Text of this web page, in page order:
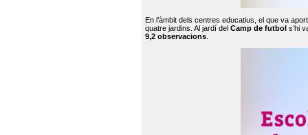
En l’àmbit dels centres educatius, el que va
quatre jardins. Al jardí del Camp de futbol s’hi
9,2 observacions